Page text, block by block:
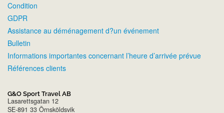
Condition
GDPR
Assistance au déménagement d?un événement
Bulletin
Informations importantes concernant l’heure d’arrivée prévue
Références clients
G&O Sport Travel AB
Lasarettsgatan 12
SE-891 33 Örnsköldsvik